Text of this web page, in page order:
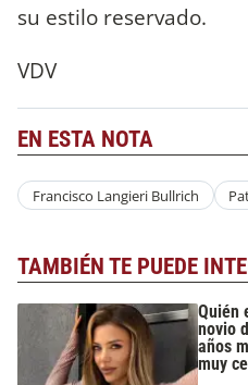
su estilo reservado.
VDV
EN ESTA NOTA
Francisco Langieri Bullrich
TAMBIÉN TE PUEDE
Quién
novio
años
muy